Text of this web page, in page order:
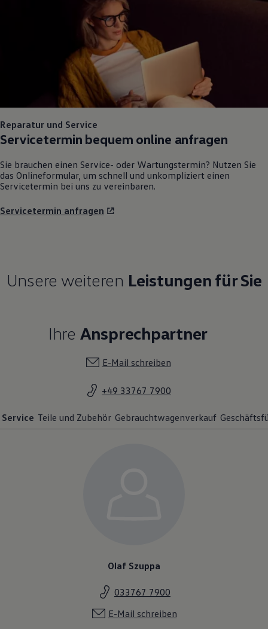
Reparatur und Service
Servicetermin bequem online anfragen
Sie brauchen einen Service- oder Wartungstermin? Nutzen Sie
das Onlineformular, um schnell und unkompliziert einen
Servicetermin bei uns zu vereinbaren.
Servicetermin anfragen
Unsere weiteren Leistungen für Sie
Ihre Ansprechpartner
E-Mail schreiben
+49 33767 7900
Service Teile und Zubehör Gebrauchtwagenverkauf
Olaf Szuppa
033767 7900
E-Mail schreiben